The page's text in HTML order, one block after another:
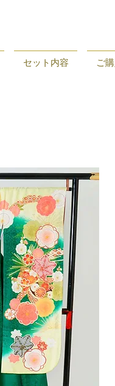
セット内容 ご